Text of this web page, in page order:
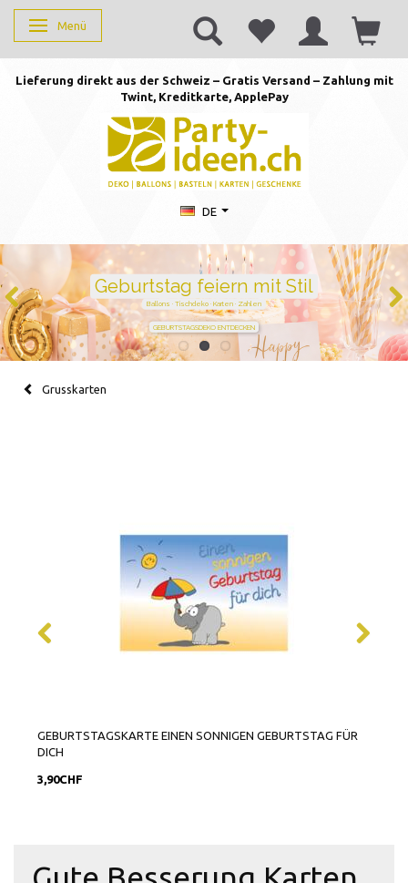
Anzeige ändern
Menü
Lieferung direkt aus der Schweiz – Gratis Versand – Zahlung mit
Twint, Kreditkarte, ApplePay
DE
Geburtstag feiern mit Stil
Ballons · Tischdeko · Karten · Zahlen
GEBURTSTAGSDEKO ENTDECKEN
Grusskarten
GEBURTSTAGSKARTE EINEN SONNIGEN GEBURTSTAG FÜR
DICH
3,90CHF